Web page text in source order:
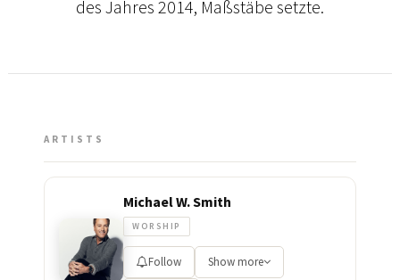
des Jahres 2014, Maßstäbe setzte.
ARTISTS
Michael W. Smith
WORSHIP
Follow Show more